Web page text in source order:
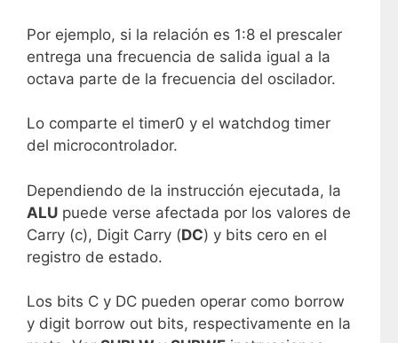
Por ejemplo, si la relación es 1:8 el prescaler
entrega una frecuencia de salida igual a la
octava parte de la frecuencia del oscilador.
Lo comparte el timer0 y el watchdog timer
del microcontrolador.
Dependiendo de la instrucción ejecutada, la
ALU puede verse afectada por los valores de
Carry (c), Digit Carry (DC) y bits cero en el
registro de estado.
Los bits C y DC pueden operar como borrow
y digit borrow out bits, respectivamente en la